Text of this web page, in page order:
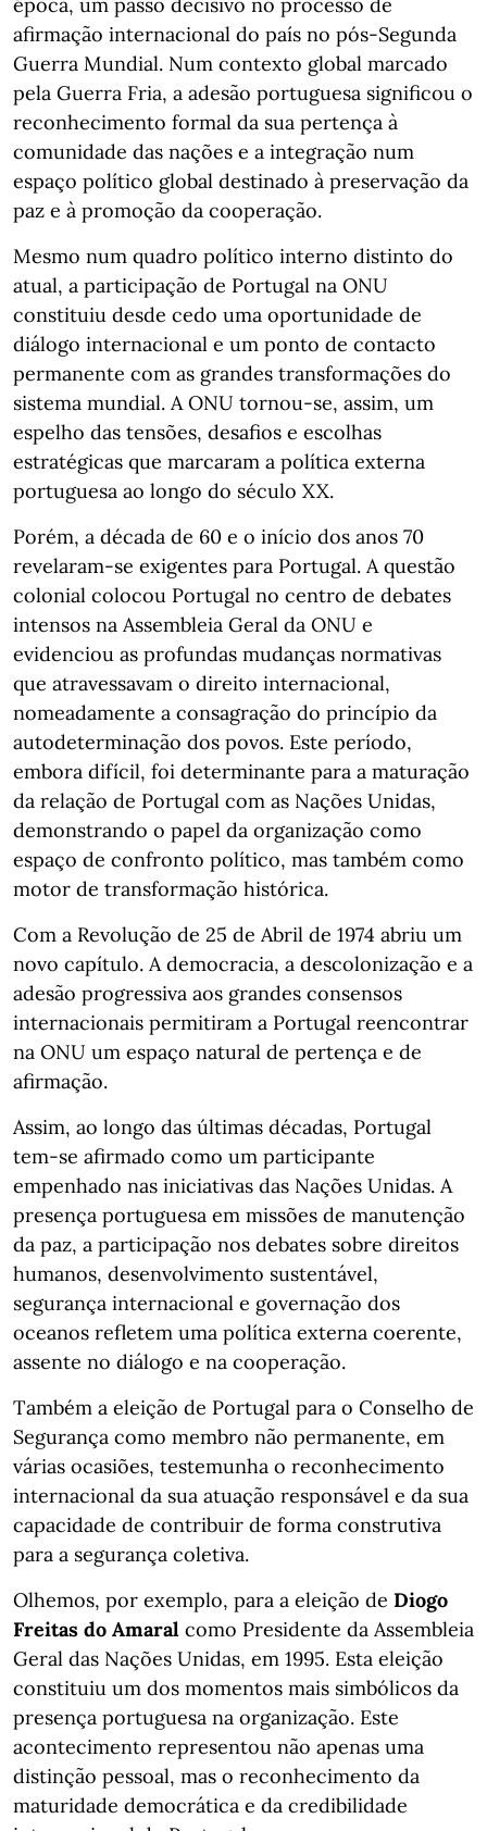
afirmação internacional do país no pós-Segunda
Guerra Mundial. Num contexto global marcado
pela Guerra Fria, a adesão portuguesa significou o
reconhecimento formal da sua pertença à
comunidade das nações e a integração num
espaço político global destinado à preservação da
paz e à promoção da cooperação.
Mesmo num quadro político interno distinto do
atual, a participação de Portugal na ONU
constituiu desde cedo uma oportunidade de
diálogo internacional e um ponto de contacto
permanente com as grandes transformações do
sistema mundial. A ONU tornou-se, assim, um
espelho das tensões, desafios e escolhas
estratégicas que marcaram a política externa
portuguesa ao longo do século XX.
Porém, a década de 60 e o início dos anos 70
revelaram-se exigentes para Portugal. A questão
colonial colocou Portugal no centro de debates
intensos na Assembleia Geral da ONU e
evidenciou as profundas mudanças normativas
que atravessavam o direito internacional,
nomeadamente a consagração do princípio da
autodeterminação dos povos. Este período,
embora difícil, foi determinante para a maturação
da relação de Portugal com as Nações Unidas,
demonstrando o papel da organização como
espaço de confronto político, mas também como
motor de transformação histórica.
Com a Revolução de 25 de Abril de 1974 abriu um
novo capítulo. A democracia, a descolonização e a
adesão progressiva aos grandes consensos
internacionais permitiram a Portugal reencontrar
na ONU um espaço natural de pertença e de
afirmação.
Assim, ao longo das últimas décadas, Portugal
tem-se afirmado como um participante
empenhado nas iniciativas das Nações Unidas. A
presença portuguesa em missões de manutenção
da paz, a participação nos debates sobre direitos
humanos, desenvolvimento sustentável,
segurança internacional e governação dos
oceanos refletem uma política externa coerente,
assente no diálogo e na cooperação.
Também a eleição de Portugal para o Conselho de
Segurança como membro não permanente, em
várias ocasiões, testemunha o reconhecimento
internacional da sua atuação responsável e da sua
capacidade de contribuir de forma construtiva
para a segurança coletiva.
Olhemos, por exemplo, para a eleição de Diogo
Freitas do Amaral como Presidente da Assembleia
Geral das Nações Unidas, em 1995. Esta eleição
constituiu um dos momentos mais simbólicos da
presença portuguesa na organização. Este
acontecimento representou não apenas uma
distinção pessoal, mas o reconhecimento da
maturidade democrática e da credibilidade